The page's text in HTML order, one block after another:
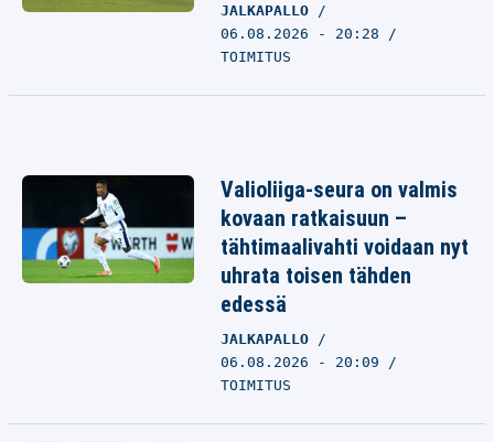
JALKAPALLO
06.08.2026 - 20:28
TOIMITUS
Valioliiga-seura on valmis
kovaan ratkaisuun –
tähtimaalivahti voidaan nyt
uhrata toisen tähden
edessä
JALKAPALLO
06.08.2026 - 20:09
TOIMITUS